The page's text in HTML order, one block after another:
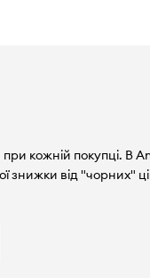
кожній покупці. В
знижки від "чорних"